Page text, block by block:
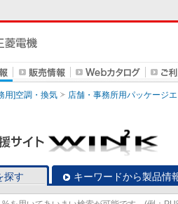
用]空調・換気 店舗・事務所用パッケージ
探す キーワードから製品情